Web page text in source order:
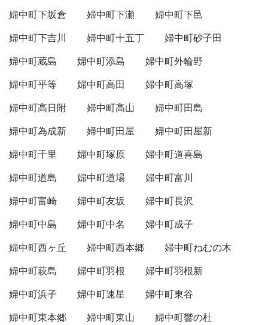
婦中町下坂倉
婦中町下瀬
婦中町下邑
婦中町下吉川
婦中町十五丁
婦中町砂子田
婦中町蔵島
婦中町添島
婦中町外輪野
婦中町平等
婦中町高田
婦中町高塚
婦中町高日附
婦中町高山
婦中町田島
婦中町為成新
婦中町田屋
婦中町田屋新
婦中町千里
婦中町塚原
婦中町道喜島
婦中町道島
婦中町道場
婦中町富川
婦中町富崎
婦中町友坂
婦中町長沢
婦中町中島
婦中町中名
婦中町成子
婦中町西ヶ丘
婦中町西本郷
婦中町ねむの木
婦中町萩島
婦中町羽根
婦中町羽根新
婦中町浜子
婦中町速星
婦中町東谷
婦中町東本郷
婦中町東山
婦中町響の杜